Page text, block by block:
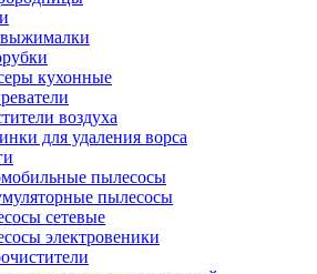
кухонные
воздуха
для удаления ворса
пылесосы
пылесосы
сетевые
электровеники